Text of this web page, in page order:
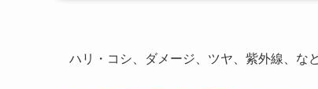
ハリ・コシ、ダメージ、ツヤ、紫外線、な